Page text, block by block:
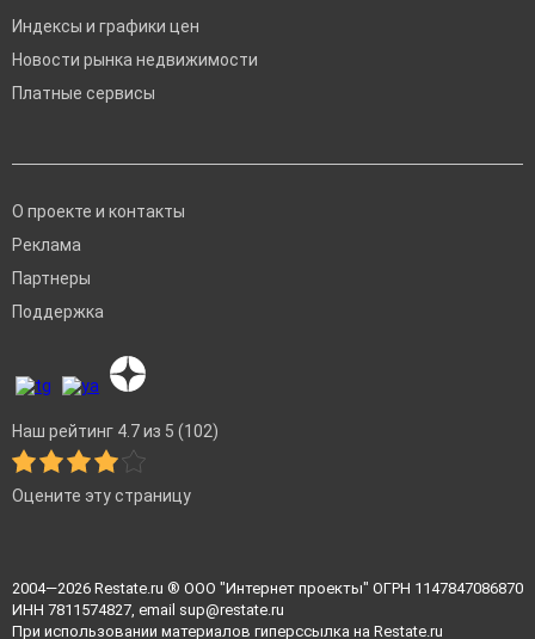
Индексы и графики цен
Новости рынка недвижимости
Платные сервисы
О проекте и контакты
Реклама
Партнеры
Поддержка
Наш рейтинг 4.7 из 5 (102)
Оцените эту страницу
2004—2026 Restate.ru ® ООО "Интернет проекты" ОГРН 1147847086870
ИНН 7811574827, email sup@restate.ru
При использовании материалов гиперссылка на Restate.ru